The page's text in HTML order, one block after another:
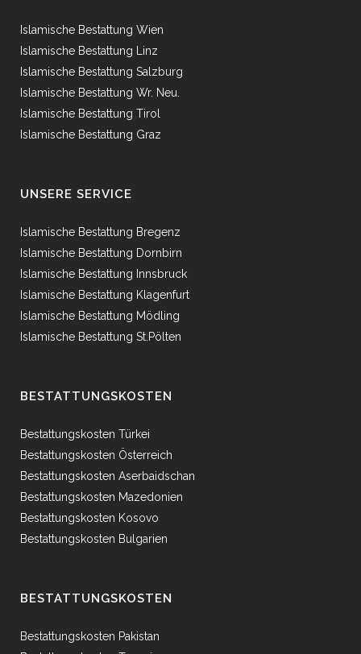
Islamische Bestattung Wien
Islamische Bestattung Linz
Islamische Bestattung Salzburg
Islamische Bestattung Wr. Neu.
Islamische Bestattung Tirol
Islamische Bestattung Graz
UNSERE SERVICE
Islamische Bestattung Bregenz
Islamische Bestattung Dornbirn
Islamische Bestattung Innsbruck
Islamische Bestattung Klagenfurt
Islamische Bestattung Mödling
Islamische Bestattung St.Pölten
BESTATTUNGSKOSTEN
Bestattungskosten Türkei
Bestattungskosten Österreich
Bestattungskosten Aserbaidschan
Bestattungskosten Mazedonien
Bestattungskosten Kosovo
Bestattungskosten Bulgarien
BESTATTUNGSKOSTEN
Bestattungskosten Pakistan